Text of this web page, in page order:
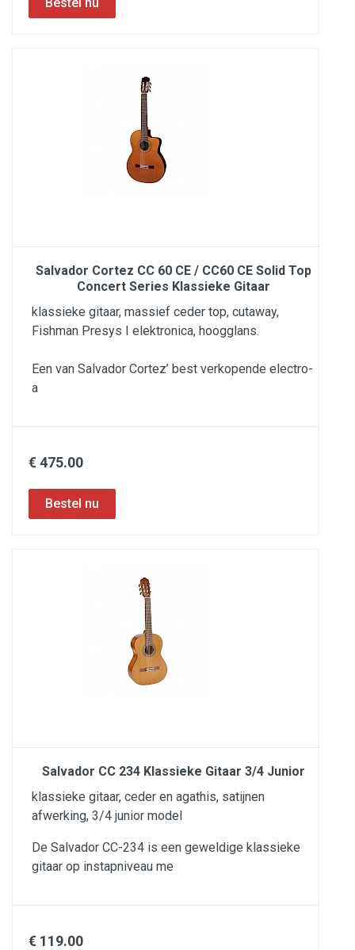
Salvador Cortez CC 60 CE / CC60 CE Solid Top
Concert Series Klassieke Gitaar
klassieke gitaar, massief ceder top, cutaway,
Fishman Presys I elektronica, hoogglans.
Een van Salvador Cortez’ best verkopende electro-
a
€ 475.00
Salvador CC 234 Klassieke Gitaar 3/4 Junior
klassieke gitaar, ceder en agathis, satijnen
afwerking, 3/4 junior model
De Salvador CC-234 is een geweldige klassieke
gitaar op instapniveau me
€ 119.00